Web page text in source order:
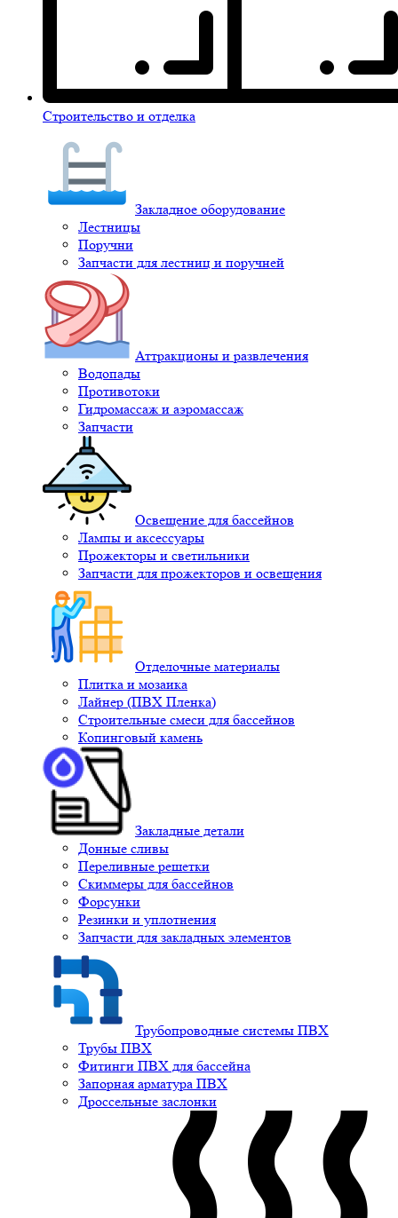
Строительство и отделка
Закладное оборудование
Лестницы
Поручни
Запчасти для лестниц и поручней
Аттракционы и развлечения
Водопады
Противотоки
Гидромассаж и аэромассаж
Запчасти
Освещение для бассейнов
Лампы и аксессуары
Прожекторы и светильники
Запчасти для прожекторов и освещения
Отделочные материалы
Плитка и мозаика
Лайнер (ПВХ Пленка)
Строительные смеси для бассейнов
Копинговый камень
Закладные детали
Донные сливы
Переливные решетки
Скиммеры для бассейнов
Форсунки
Резинки и уплотнения
Запчасти для закладных элементов
Трубопроводные системы ПВХ
Трубы ПВХ
Фитинги ПВХ для бассейна
Запорная арматура ПВХ
Дроссельные заслонки